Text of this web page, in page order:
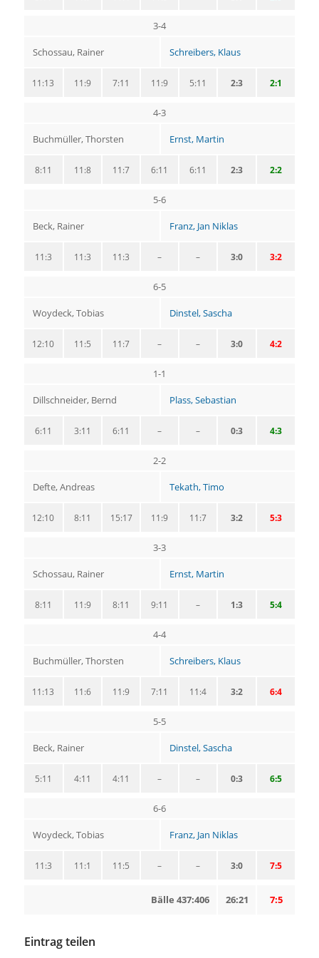
3-4
Schossau, Rainer Schreibers, Klaus
2:1
2:3
5:11
11:9
7:11
11:9
11:13
4-3
Buchmüller, Thorsten Ernst, Martin
2:2
2:3
6:11
6:11
11:7
11:8
8:11
5-6
Beck, Rainer Franz, Jan Niklas
3:2
3:0
–
–
11:3
11:3
11:3
6-5
Woydeck, Tobias Dinstel, Sascha
4:2
3:0
–
–
11:7
11:5
12:10
1-1
Dillschneider, Bernd Plass, Sebastian
4:3
0:3
–
–
6:11
3:11
6:11
2-2
Defte, Andreas Tekath, Timo
5:3
3:2
11:7
11:9
15:17
8:11
12:10
3-3
Schossau, Rainer Ernst, Martin
5:4
1:3
–
9:11
8:11
11:9
8:11
4-4
Buchmüller, Thorsten Schreibers, Klaus
6:4
3:2
11:4
7:11
11:9
11:6
11:13
5-5
Beck, Rainer Dinstel, Sascha
6:5
0:3
–
–
4:11
4:11
5:11
6-6
Woydeck, Tobias Franz, Jan Niklas
7:5
3:0
–
–
11:5
11:1
11:3
7:5
26:21
Bälle 437:406
Eintrag teilen